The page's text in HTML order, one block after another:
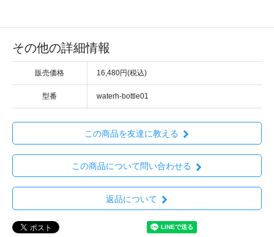
その他の詳細情報
販売価格 16,480円(税込)
型番 waterh-bottle01
この商品を友達に教える
この商品について問い合わせる
返品について